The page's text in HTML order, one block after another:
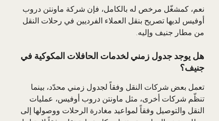
نعم، كمشغّل مرخص له بالكامل، فإن شركة ماونتن دروب
أوفيس لديها تصريح بنقل العملاء الفرديين في رحلات النقل
من مطار جنيف وإليه.
هل يوجد جدول زمني لخدمات الحافلات المكوكية في
جنيف؟
تعمل بعض شركات النقل وفقاً لجدول زمني محدّد، بينما
تنظّم شركات أخرى، مثل ماونتن دروب أوفيس، عمليات
النقل والتوصيل وفقاً لمواعيد مغادرة الرحلات ووصولها إلى